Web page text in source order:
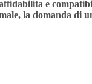
e
la domanda di